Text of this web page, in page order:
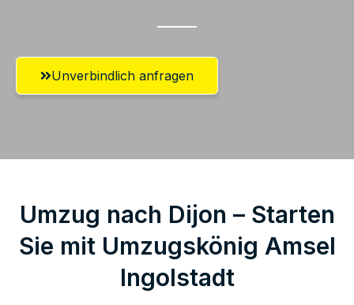
Unverbindlich anfragen
Umzug nach Dijon – Starten
Sie mit Umzugskönig Amsel
Ingolstadt